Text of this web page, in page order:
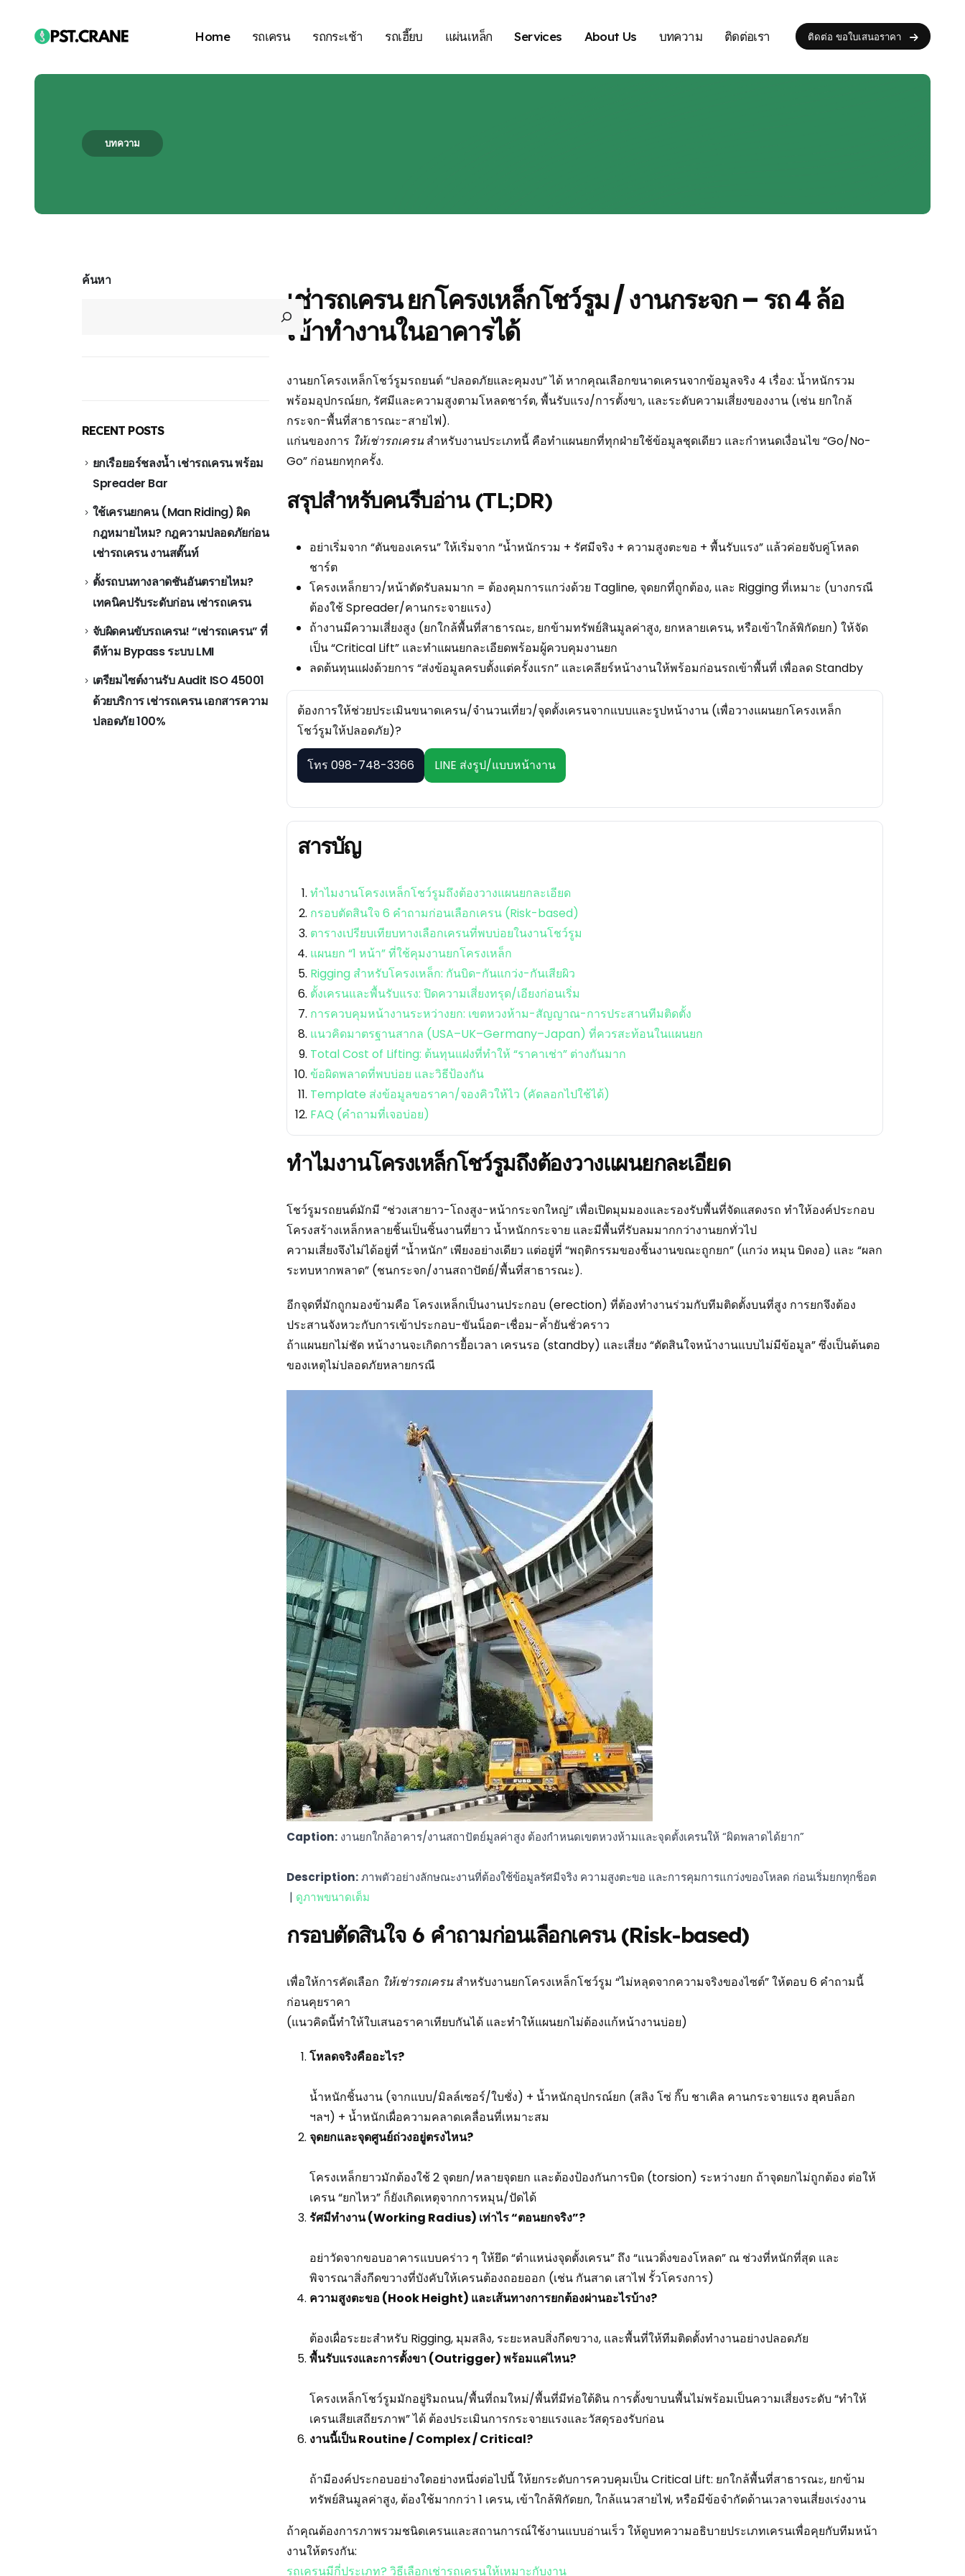
Home รถเครน รถกระเช้า รถเฮี๊ยบ แผ่นเหล็ก Services About Us บทความ ติดต่อเรา ติดต่อ ขอใบเสนอราคา
บทความ
เช่ารถเครน ยกโครงเหล็กโชว์รูม / งานกระจก – รถ 4 ล้อ
เข้าทำงานในอาคารได้
งานยกโครงเหล็กโชว์รูมรถยนต์ “ปลอดภัยและคุมงบ” ได้ หากคุณเลือกขนาดเครนจากข้อมูลจริง 4 เรื่อง: น้ำหนักรวม
พร้อมอุปกรณ์ยก, รัศมีและความสูงตามโหลดชาร์ต, พื้นรับแรง/การตั้งขา, และระดับความเสี่ยงของงาน (เช่น ยกใกล้
กระจก-พื้นที่สาธารณะ-สายไฟ).
แก่นของการ ให้เช่ารถเครน สำหรับงานประเภทนี้ คือทำแผนยกที่ทุกฝ่ายใช้ข้อมูลชุดเดียว และกำหนดเงื่อนไข “Go/No-
Go” ก่อนยกทุกครั้ง.
สรุปสำหรับคนรีบอ่าน (TL;DR)
อย่าเริ่มจาก “ตันของเครน” ให้เริ่มจาก “น้ำหนักรวม + รัศมีจริง + ความสูงตะขอ + พื้นรับแรง” แล้วค่อยจับคู่โหลด
ชาร์ต
โครงเหล็กยาว/หน้าตัดรับลมมาก = ต้องคุมการแกว่งด้วย Tagline, จุดยกที่ถูกต้อง, และ Rigging ที่เหมาะ (บางกรณี
ต้องใช้ Spreader/คานกระจายแรง)
ถ้างานมีความเสี่ยงสูง (ยกใกล้พื้นที่สาธารณะ, ยกข้ามทรัพย์สินมูลค่าสูง, ยกหลายเครน, หรือเข้าใกล้พิกัดยก) ให้จัด
เป็น “Critical Lift” และทำแผนยกละเอียดพร้อมผู้ควบคุมงานยก
ลดต้นทุนแฝงด้วยการ “ส่งข้อมูลครบตั้งแต่ครั้งแรก” และเคลียร์หน้างานให้พร้อมก่อนรถเข้าพื้นที่ เพื่อลด Standby
ต้องการให้ช่วยประเมินขนาดเครน/จำนวนเที่ยว/จุดตั้งเครนจากแบบและรูปหน้างาน (เพื่อวางแผนยกโครงเหล็ก
โชว์รูมให้ปลอดภัย)?
โทร 098-748-3366 LINE ส่งรูป/แบบหน้างาน
สารบัญ
ทำไมงานโครงเหล็กโชว์รูมถึงต้องวางแผนยกละเอียด
กรอบตัดสินใจ 6 คำถามก่อนเลือกเครน (Risk-based)
ตารางเปรียบเทียบทางเลือกเครนที่พบบ่อยในงานโชว์รูม
แผนยก “1 หน้า” ที่ใช้คุมงานยกโครงเหล็ก
Rigging สำหรับโครงเหล็ก: กันบิด-กันแกว่ง-กันเสียผิว
ตั้งเครนและพื้นรับแรง: ปิดความเสี่ยงทรุด/เอียงก่อนเริ่ม
การควบคุมหน้างานระหว่างยก: เขตหวงห้าม-สัญญาณ-การประสานทีมติดตั้ง
แนวคิดมาตรฐานสากล (USA–UK–Germany–Japan) ที่ควรสะท้อนในแผนยก
Total Cost of Lifting: ต้นทุนแฝงที่ทำให้ “ราคาเช่า” ต่างกันมาก
ข้อผิดพลาดที่พบบ่อย และวิธีป้องกัน
Template ส่งข้อมูลขอราคา/จองคิวให้ไว (คัดลอกไปใช้ได้)
FAQ (คำถามที่เจอบ่อย)
ทำไมงานโครงเหล็กโชว์รูมถึงต้องวางแผนยกละเอียด
โชว์รูมรถยนต์มักมี “ช่วงเสายาว-โถงสูง-หน้ากระจกใหญ่” เพื่อเปิดมุมมองและรองรับพื้นที่จัดแสดงรถ ทำให้องค์ประกอบ
โครงสร้างเหล็กหลายชิ้นเป็นชิ้นงานที่ยาว น้ำหนักกระจาย และมีพื้นที่รับลมมากกว่างานยกทั่วไป
ความเสี่ยงจึงไม่ได้อยู่ที่ “น้ำหนัก” เพียงอย่างเดียว แต่อยู่ที่ “พฤติกรรมของชิ้นงานขณะถูกยก” (แกว่ง หมุน บิดงอ) และ “ผลก
ระทบหากพลาด” (ชนกระจก/งานสถาปัตย์/พื้นที่สาธารณะ).
อีกจุดที่มักถูกมองข้ามคือ โครงเหล็กเป็นงานประกอบ (erection) ที่ต้องทำงานร่วมกับทีมติดตั้งบนที่สูง การยกจึงต้อง
ประสานจังหวะกับการเข้าประกอบ-ขันน็อต-เชื่อม-ค้ำยันชั่วคราว
ถ้าแผนยกไม่ชัด หน้างานจะเกิดการยื้อเวลา เครนรอ (standby) และเสี่ยง “ตัดสินใจหน้างานแบบไม่มีข้อมูล” ซึ่งเป็นต้นตอ
ของเหตุไม่ปลอดภัยหลายกรณี
Caption: งานยกใกล้อาคาร/งานสถาปัตย์มูลค่าสูง ต้องกำหนดเขตหวงห้ามและจุดตั้งเครนให้ “ผิดพลาดได้ยาก”
Description:ภาพตัวอย่างลักษณะงานที่ต้องใช้ข้อมูลรัศมีจริง ความสูงตะขอ และการคุมการแกว่งของโหลด ก่อนเริ่มยกทุกช็อต
| ดูภาพขนาดเต็ม
กรอบตัดสินใจ 6 คำถามก่อนเลือกเครน (Risk-based)
เพื่อให้การคัดเลือก ให้เช่ารถเครน สำหรับงานยกโครงเหล็กโชว์รูม “ไม่หลุดจากความจริงของไซต์” ให้ตอบ 6 คำถามนี้
ก่อนคุยราคา
(แนวคิดนี้ทำให้ใบเสนอราคาเทียบกันได้ และทำให้แผนยกไม่ต้องแก้หน้างานบ่อย)
โหลดจริงคืออะไร?
น้ำหนักชิ้นงาน (จากแบบ/มิลล์เซอร์/ใบชั่ง) + น้ำหนักอุปกรณ์ยก (สลิง โซ่ กิ๊บ ชาเคิล คานกระจายแรง ฮุคบล็อก
ฯลฯ) + น้ำหนักเผื่อความคลาดเคลื่อนที่เหมาะสม
จุดยกและจุดศูนย์ถ่วงอยู่ตรงไหน?
โครงเหล็กยาวมักต้องใช้ 2 จุดยก/หลายจุดยก และต้องป้องกันการบิด (torsion) ระหว่างยก ถ้าจุดยกไม่ถูกต้อง ต่อให้
เครน “ยกไหว” ก็ยังเกิดเหตุจากการหมุน/ปัดได้
รัศมีทำงาน (Working Radius) เท่าไร “ตอนยกจริง”?
อย่าวัดจากขอบอาคารแบบคร่าว ๆ ให้ยึด “ตำแหน่งจุดตั้งเครน” ถึง “แนวดิ่งของโหลด” ณ ช่วงที่หนักที่สุด และ
พิจารณาสิ่งกีดขวางที่บังคับให้เครนต้องถอยออก (เช่น กันสาด เสาไฟ รั้วโครงการ)
ความสูงตะขอ (Hook Height) และเส้นทางการยกต้องผ่านอะไรบ้าง?
ต้องเผื่อระยะสำหรับ Rigging, มุมสลิง, ระยะหลบสิ่งกีดขวาง, และพื้นที่ให้ทีมติดตั้งทำงานอย่างปลอดภัย
พื้นรับแรงและการตั้งขา (Outrigger) พร้อมแค่ไหน?
โครงเหล็กโชว์รูมมักอยู่ริมถนน/พื้นที่ถมใหม่/พื้นที่มีท่อใต้ดิน การตั้งขาบนพื้นไม่พร้อมเป็นความเสี่ยงระดับ “ทำให้
เครนเสียเสถียรภาพ” ได้ ต้องประเมินการกระจายแรงและวัสดุรองรับก่อน
งานนี้เป็น Routine / Complex / Critical?
ถ้ามีองค์ประกอบอย่างใดอย่างหนึ่งต่อไปนี้ ให้ยกระดับการควบคุมเป็น Critical Lift: ยกใกล้พื้นที่สาธารณะ, ยกข้าม
ทรัพย์สินมูลค่าสูง, ต้องใช้มากกว่า 1 เครน, เข้าใกล้พิกัดยก, ใกล้แนวสายไฟ, หรือมีข้อจำกัดด้านเวลาจนเสี่ยงเร่งงาน
ถ้าคุณต้องการภาพรวมชนิดเครนและสถานการณ์ใช้งานแบบอ่านเร็ว ให้ดูบทความอธิบายประเภทเครนเพื่อคุยกับทีมหน้า
งานให้ตรงกัน:
รถเครนมีกี่ประเภท? วิธีเลือกเช่ารถเครนให้เหมาะกับงาน
ค้นหา
RECENT POSTS
ยกเรือยอร์ชลงน้ำ เช่ารถเครน พร้อม
Spreader Bar
ใช้เครนยกคน (Man Riding) ผิด
กฎหมายไหม? กฎความปลอดภัยก่อน
เช่ารถเครน งานสตั๊นท์
ตั้งรถบนทางลาดชันอันตรายไหม?
เทคนิคปรับระดับก่อน เช่ารถเครน
จับผิดคนขับรถเครน! “เช่ารถเครน” ที่
ดีห้าม Bypass ระบบ LMI
เตรียมไซต์งานรับ Audit ISO 45001
ด้วยบริการ เช่ารถเครน เอกสารความ
ปลอดภัย 100%